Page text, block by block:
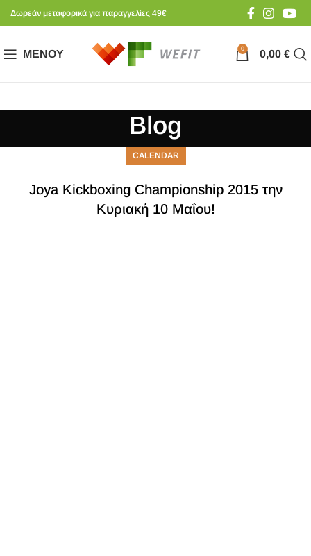
Δωρεάν μεταφορικά για παραγγελίες 49€
ΜΕΝΟΎ 0 0,00 €
Blog
CALENDAR
Joya Κickboxing Championship 2015 την
Κυριακή 10 Μαΐου!